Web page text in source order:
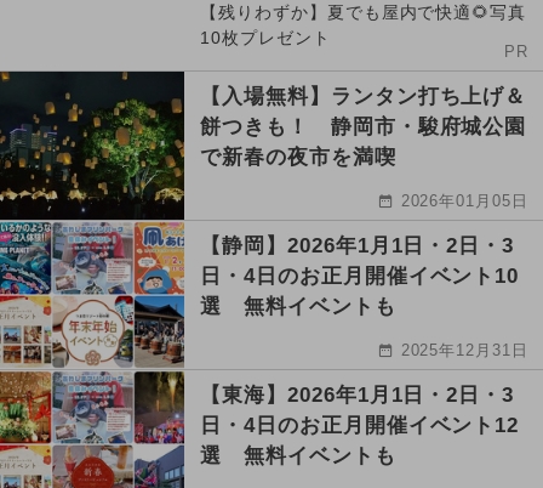
【残りわずか】夏でも屋内で快適🌻写真
10枚プレゼント
PR
【入場無料】ランタン打ち上げ＆
餅つきも！ 静岡市・駿府城公園
で新春の夜市を満喫
2026年01月05日
【静岡】2026年1月1日・2日・3
日・4日のお正月開催イベント10
選 無料イベントも
2025年12月31日
【東海】2026年1月1日・2日・3
日・4日のお正月開催イベント12
選 無料イベントも